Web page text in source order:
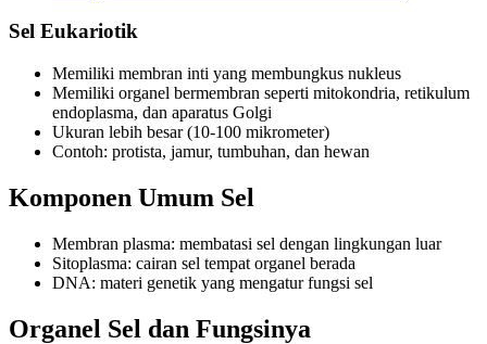
Sel Eukariotik
Memiliki membran inti yang membungkus nukleus
Memiliki organel bermembran seperti mitokondria, retikulum
endoplasma, dan aparatus Golgi
Ukuran lebih besar (10-100 mikrometer)
Contoh: protista, jamur, tumbuhan, dan hewan
Komponen Umum Sel
Membran plasma: membatasi sel dengan lingkungan luar
Sitoplasma: cairan sel tempat organel berada
DNA: materi genetik yang mengatur fungsi sel
Organel Sel dan Fungsinya